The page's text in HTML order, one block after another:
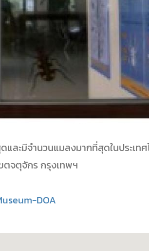
ะมีจำนวนแมลงมากที่สุดในประเ
ตจตุจักร กรุงเทพฯ
DOA